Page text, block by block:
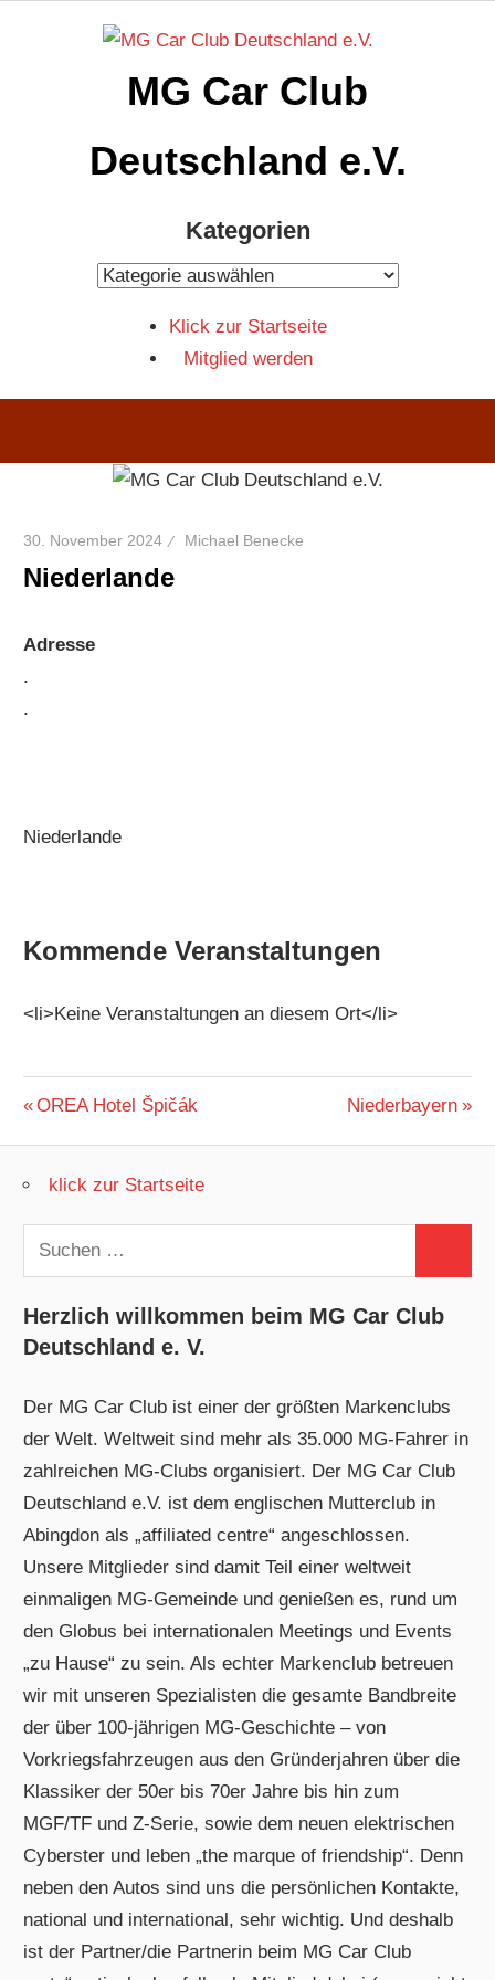
MG Car Club
Deutschland e.V.
Kategorien
Kategorien
Klick zur Startseite
Mitglied werden
30. November 2024 Michael Benecke
Niederlande
Adresse
.
.
Niederlande
Kommende Veranstaltungen
<li>Keine Veranstaltungen an diesem Ort</li>
Beitragsnavigation
Vorheriger
OREA Hotel Špičák
Nächster
Niederbayern
klick zur Startseite
Suchen
nach:
Herzlich willkommen beim MG Car Club
Deutschland e. V.
Der MG Car Club ist einer der größten Markenclubs
der Welt. Weltweit sind mehr als 35.000 MG-Fahrer in
zahlreichen MG-Clubs organisiert. Der MG Car Club
Deutschland e.V. ist dem englischen Mutterclub in
Abingdon als „affiliated centre“ angeschlossen.
Unsere Mitglieder sind damit Teil einer weltweit
einmaligen MG-Gemeinde und genießen es, rund um
den Globus bei internationalen Meetings und Events
„zu Hause“ zu sein. Als echter Markenclub betreuen
wir mit unseren Spezialisten die gesamte Bandbreite
der über 100-jährigen MG-Geschichte – von
Vorkriegsfahrzeugen aus den Gründerjahren über die
Klassiker der 50er bis 70er Jahre bis hin zum
MGF/TF und Z-Serie, sowie dem neuen elektrischen
Cyberster und leben „the marque of friendship“. Denn
neben den Autos sind uns die persönlichen Kontakte,
national und international, sehr wichtig. Und deshalb
ist der Partner/die Partnerin beim MG Car Club